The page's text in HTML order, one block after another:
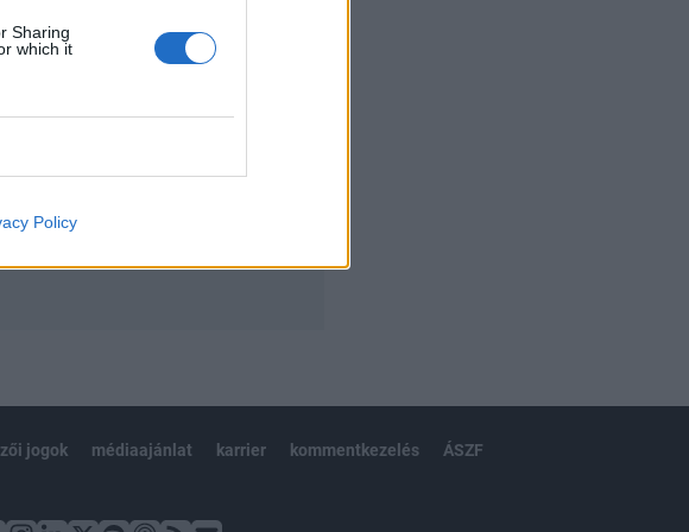
Sharing
which it
Policy
jogok médiaajánlat karrier kommentkezelés ÁSZF